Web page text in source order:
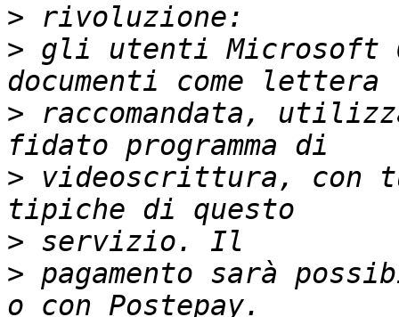
>
> gli utenti Microsoft
> raccomandata,
> videoscrittura, con
>
> pagamento sarà